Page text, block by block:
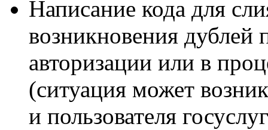
Написание кода для
возникновения дублей
авторизации или в
(ситуация может
и пользователя